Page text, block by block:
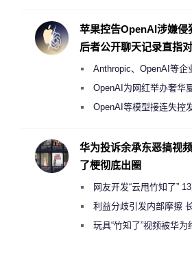
度
苹果控告OpenAI涉嫌侵
后者公开聊天记录直指
Anthropic、OpenAI等企
《人工智能法案》全新执法
OpenAI为网红举办奢华
2000美元一晚 遭讽“反乌托
OpenAI等模型接连失控
华为投诉余承东恶搞视
了梗彻底出圈
网友开发“云甩竹知了”
绕梁”利益分歧引发内部摩擦
曾将华为驻场工程师驱逐出
玩具“竹知了”视频被华